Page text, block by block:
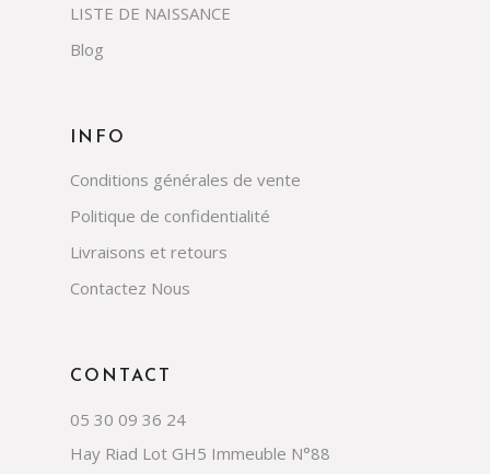
CONTACT
05 30 09 36 24
Hay Riad Lot GH5 Immeuble N°88
INFO
Conditions générales de vente
Politique de confidentialité
Livraisons et retours
Contactez Nous
LISTE DE NAISSANCE
Blog